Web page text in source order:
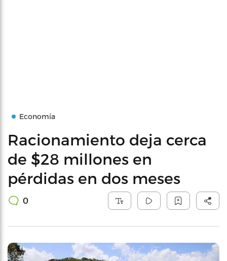
Economía
Racionamiento deja cerca
de $28 millones en
pérdidas en dos meses
0